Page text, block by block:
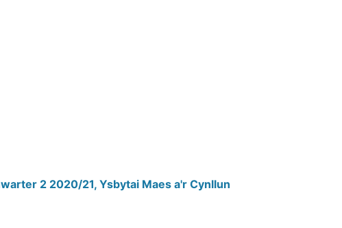
2 2020/21, Ysbytai Maes a'r Cynllun